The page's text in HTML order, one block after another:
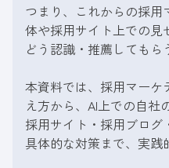
つまり、これからの採
体や採用サイト上での見
どう認識・推薦してもら
本資料では、採用マーケ
え方から、AI上での自社
採用サイト・採用ブログ
具体的な対策まで、実践